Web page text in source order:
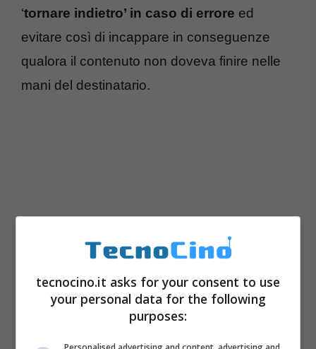
‘tornare indietro’ in caso di errore ed
evitare così di incappare in conseguenze
qualora il contenuto non doveva finire nelle
mani del destinatario.
tecnocino.it asks for your consent to use
your personal data for the following
purposes: